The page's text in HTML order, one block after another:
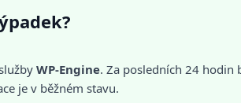
WP-Engine. Za posledních 24 hodin
je v běžném stavu.